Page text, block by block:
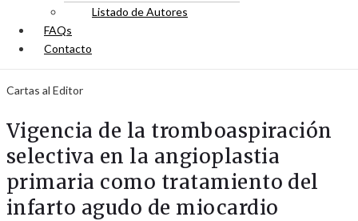
Listado de Autores
FAQs
Contacto
Cartas al Editor
Vigencia de la tromboaspiración
selectiva en la angioplastia
primaria como tratamiento del
infarto agudo de miocardio